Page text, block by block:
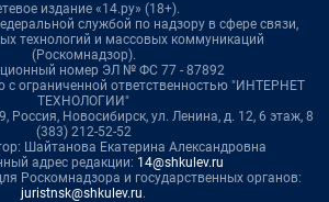
издание «14.ру» (18+).
службой по надзору в сфере связи,
технологий и массовых коммуникаций
(Роскомнадзор).
номер ЭЛ № ФС 77 - 87892
с ограниченной ответственностью "ИНТЕРНЕТ
ТЕХНОЛОГИИ"
Россия, Новосибирск, ул. Ленина, д. 12, 6 этаж, 8
(383) 212-52-52
Шайтанова Екатерина Александровна
адрес редакции: 14@shkulev.ru
Роскомнадзора и государственных органов:
juristnsk@shkulev.ru.